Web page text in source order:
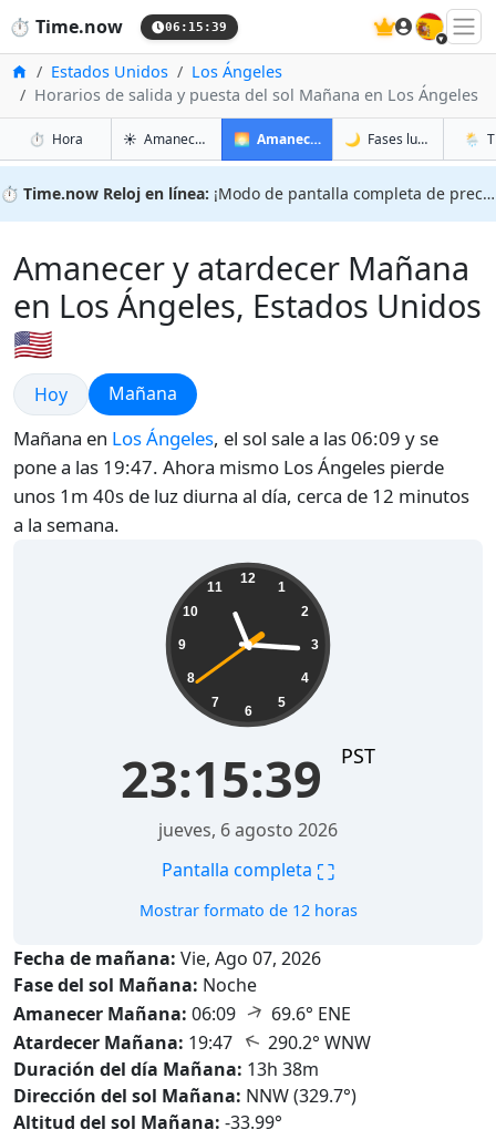
⏱️ Time.now 06:15:40 🇪🇸
InicioEstados Unidos
Los Ángeles
Horarios de salida y puesta del sol Mañana en Los Ángeles
⏱️ Horaen Los Ángeles
☀️ Amanecer y atardecer en Los Ángeles
🌅 Amanecer y atardecer mañana en
🌙 Fases lunares en
🌦️
⏱️ Time.now Reloj en línea: ¡Modo de pantalla completa de precisión!
Amanecer y atardecer Mañana
en Los Ángeles, Estados Unidos
🇺🇸
Amanecer y atardecer
Hoy Amanecer y atardecer
Mañana
Mañana en Los Ángeles, el sol sale a las 06:09 y se
pone a las 19:47. Ahora mismo Los Ángeles pierde
unos 1m 40s de luz diurna al día, cerca de 12 minutos
a la semana.
12
1
2
3
4
5
6
7
8
9
10
11
23:15:40 PST
jueves, 6 agosto 2026
Pantalla completa ⛶
Mostrar formato de 12 horas
Fecha de mañana: Vie, Ago 07, 2026
Fase del sol Mañana: Noche
Amanecer Mañana: 06:09 ↑ 69.6° ENE
Atardecer Mañana: 19:47 ↑ 290.2° WNW
Duración del día Mañana: 13h 38m
Dirección del sol Mañana: NNW (329.7°)
Altitud del sol Mañana: -33.99°